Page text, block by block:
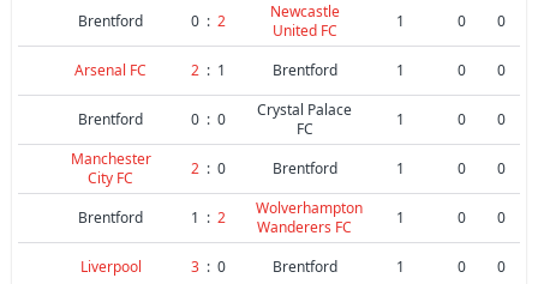
Brentford 0 : 2
Newcastle
United FC
1 0 0
Arsenal FC 2 : 1 Brentford 1 0 0
Brentford 0 : 0
Crystal Palace
FC
1 0
0
Manchester
City FC
2 : 0 Brentford 1 0 0
Brentford 1 : 2
Wolverhampton
Wanderers FC
1 0 0
Liverpool 3 : 0 Brentford 1 0 0